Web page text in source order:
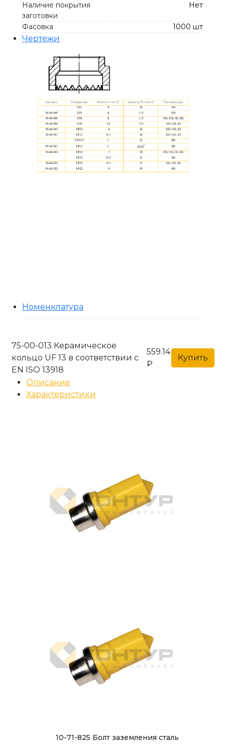
Наличие покрытия
заготовки
Нет
Фасовка 1000 шт
Чертежи
Номенклатура
75-00-013 Керамическое
кольцо UF 13 в соответствии с
EN ISO 13918
559.14
₽
Купить
Описание
Характеристики
10-71-825 Болт заземления сталь